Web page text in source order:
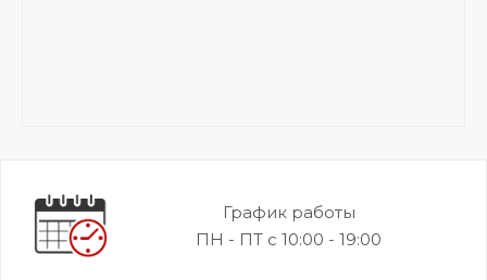
График работы
ПН - ПТ с 10:00 - 19:00